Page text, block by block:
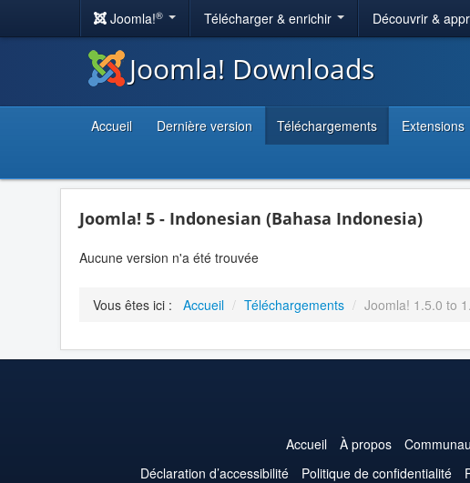
Joomla!® Télécharger & enrichir Découvrir &
Joomla! Downloads
Accueil Dernière version Téléchargements Extensions
Joomla! 5 - Indonesian (Bahasa Indonesia)
Aucune version n'a été trouvée
Vous êtes ici : Accueil / Téléchargements / Joomla! 1.5.0 to
Accueil À propos
Déclaration d’accessibilité
Politique de confidentialité